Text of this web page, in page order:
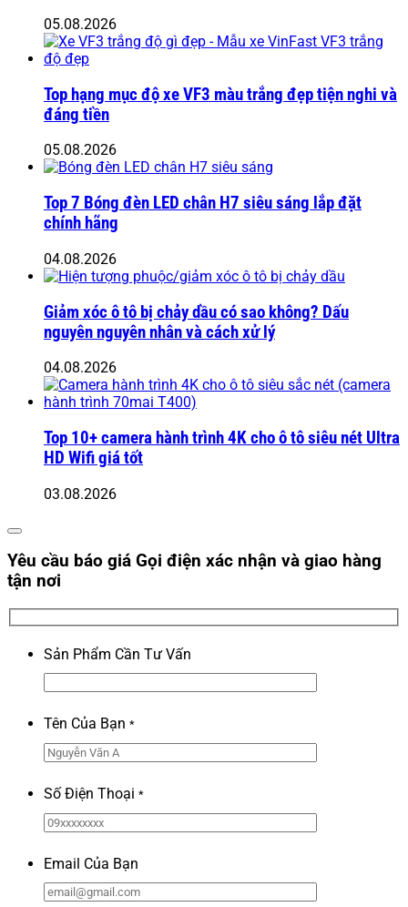
05.08.2026
Top hạng mục độ xe VF3 màu trắng đẹp tiện nghi và
đáng tiền
05.08.2026
Top 7 Bóng đèn LED chân H7 siêu sáng lắp đặt
chính hãng
04.08.2026
Giảm xóc ô tô bị chảy dầu có sao không? Dấu
nguyên nguyên nhân và cách xử lý
04.08.2026
Top 10+ camera hành trình 4K cho ô tô siêu nét Ultra
HD Wifi giá tốt
03.08.2026
Yêu cầu báo giá Gọi điện xác nhận và giao hàng
tận nơi
Sản Phẩm Cần Tư Vấn
Tên Của Bạn *
Số Điện Thoại *
Email Của Bạn